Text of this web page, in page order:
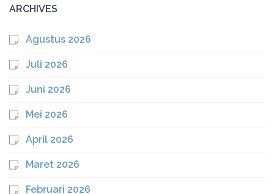
ARCHIVES
Agustus 2026
Juli 2026
Juni 2026
Mei 2026
April 2026
Maret 2026
Februari 2026